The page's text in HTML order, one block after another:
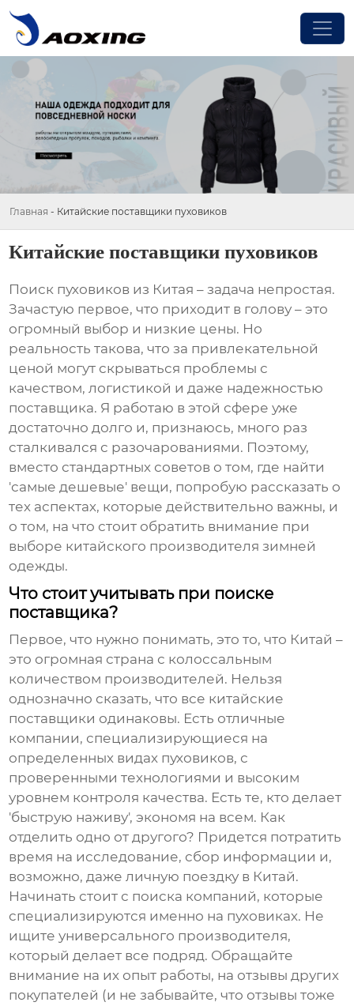
Главная - Китайские поставщики пуховиков
Китайские поставщики пуховиков
Поиск пуховиков из Китая – задача непростая.
Зачастую первое, что приходит в голову – это
огромный выбор и низкие цены. Но
реальность такова, что за привлекательной
ценой могут скрываться проблемы с
качеством, логистикой и даже надежностью
поставщика. Я работаю в этой сфере уже
достаточно долго и, признаюсь, много раз
сталкивался с разочарованиями. Поэтому,
вместо стандартных советов о том, где найти
'самые дешевые' вещи, попробую рассказать о
тех аспектах, которые действительно важны, и
о том, на что стоит обратить внимание при
выборе китайского производителязимней
одежды.
Что стоит учитывать при поиске
поставщика?
Первое, что нужно понимать, это то, что Китай –
это огромная страна с колоссальным
количеством производителей. Нельзя
однозначно сказать, что все китайские
поставщики одинаковы. Есть отличные
компании, специализирующиеся на
определенных видах пуховиков, с
проверенными технологиями и высоким
уровнем контроля качества. Есть те, кто делает
'быструю наживу', экономя на всем. Как
отделить одно от другого? Придется потратить
время на исследование, сбор информации и,
возможно, даже личную поездку в Китай.
Начинать стоит с поиска компаний, которые
специализируются именно на пуховиках. Не
ищите универсального производителя,
который делает все подряд. Обращайте
внимание на их опыт работы, на отзывы других
покупателей (и не забывайте, что отзывы тоже